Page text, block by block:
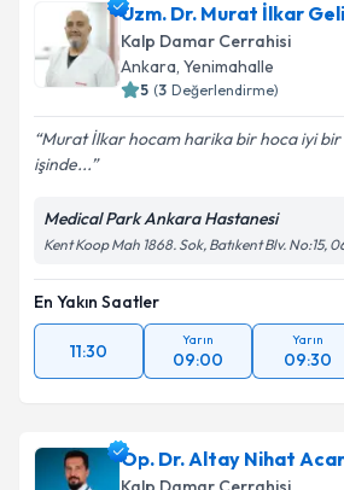
Uzm. Dr. Murat İlkar
Kalp Damar Cerrahisi
Ankara, Yenimahalle
5 (3 Değerlendirme)
Murat İlkar hocam harika bir hoca iyi bir
işinde...
Medical Park Ankara Hastanesi
Kent Koop Mah 1868. Sok, Batıkent Blv. No:15,
En Yakın Saatler
11:30
Yarın
09:00
Yarın
09:30
Op. Dr. Altay Nihat Acar